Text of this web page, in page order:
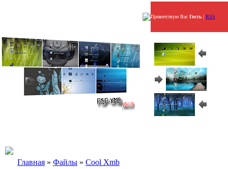
Приветствую Вас Гость | RSS
Главная » Файлы » Cool Xmb